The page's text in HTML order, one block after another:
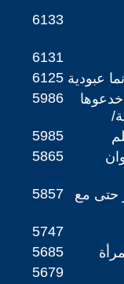
6133
6131
6125 عبودية
5986
5985
5865
5857
حتى مع
5747
5685
5679